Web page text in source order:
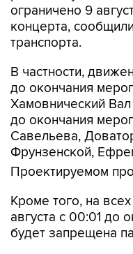
ограничено 9
концерта,
транспорта.
В частности,
до окончания
Хамовнический
до окончания
Савельева,
Фрунзенской,
Проектируемом
Кроме того, на
августа с 00:01 до
будет запрещена